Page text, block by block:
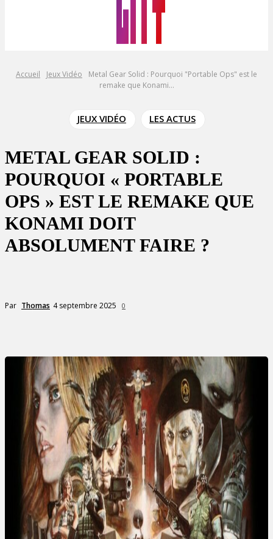
Accueil Jeux Vidéo
Metal Gear Solid : Pourquoi "Portable Ops" est le
remake que Konami...
JEUX VIDÉO LES ACTUS
METAL GEAR SOLID :
POURQUOI « PORTABLE
OPS » EST LE REMAKE QUE
KONAMI DOIT
ABSOLUMENT FAIRE ?
Par Thomas 4 septembre 2025 0